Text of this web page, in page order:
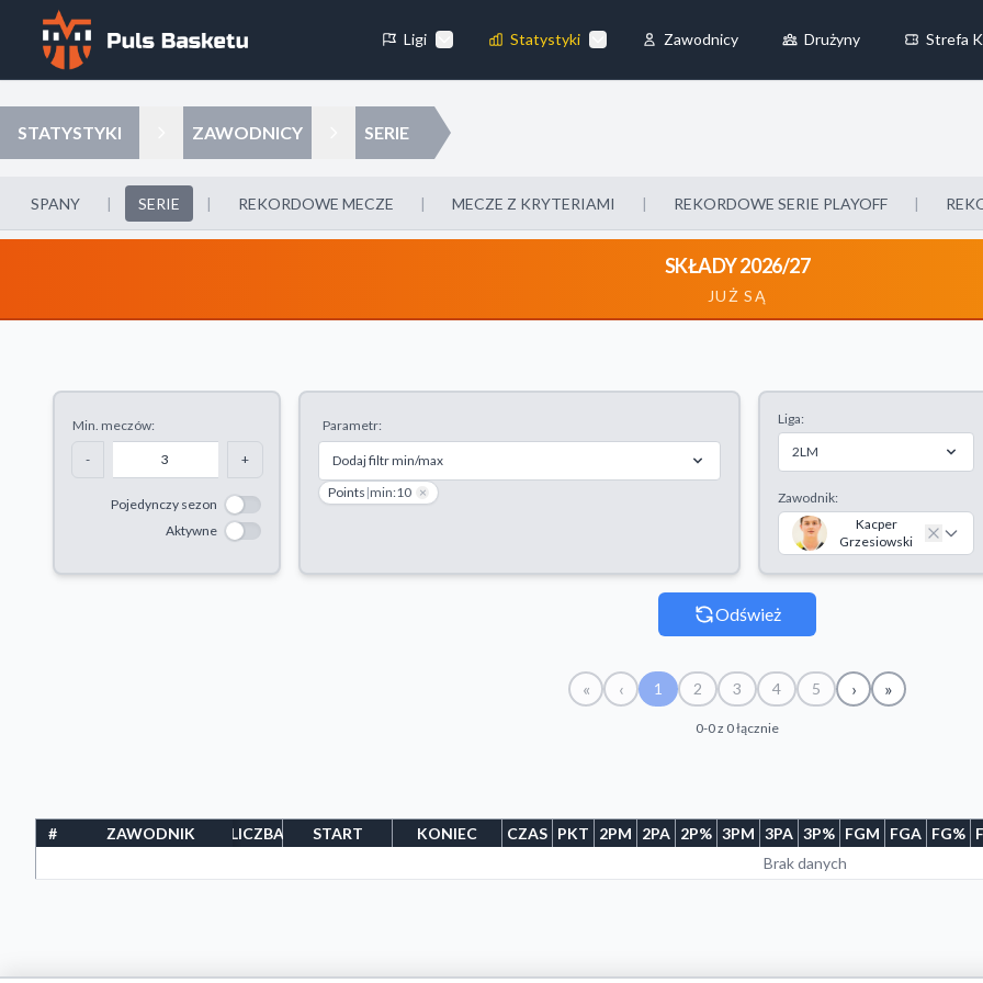
Ligi Statystyki Zawodnicy Drużyny Strefa
STATYSTYKI ZAWODNICY SERIE
SPANY | SERIE | REKORDOWE MECZE | MECZE Z KRYTERIAMI | REKORDOWE SERIE PLAYOFF |
SKŁADY 2026/27
JUŻ SĄ
Min. meczów:
- +
Pojedynczy sezon
Aktywne
Parametr:
Dodaj filtr min/max
Points |min:10 ×
Liga:
2LM
Zawodnik:
Kacper
Grzesiowski
Odśwież
« ‹ 1 2 3 4 5 › »
0-0 z 0 łącznie
# ZAWODNIK LICZBA START KONIEC CZAS PKT 2PM 2PA 2P% 3PM 3PA 3P% FGM FGA FG%
Brak danych
Preferencje plików cookie
Niezbędne pliki cookie
Te pliki cookie są niezbędne do prawidłowego działania strony. Umożliwiają
podstawowe funkcje, takie jak między innymi nawigacja.
Te pliki cookie pomagają nam zrozumieć, jak odwiedzający korzystają z naszej strony, zbierając i
Odrzuć wszystkie Zapisz preferencje Akceptuj wszystkie